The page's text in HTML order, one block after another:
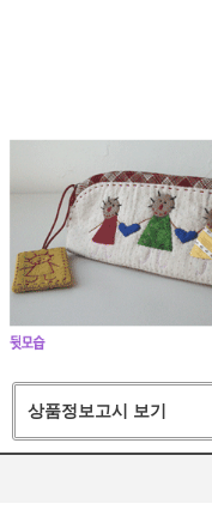
상품정보고시 보기